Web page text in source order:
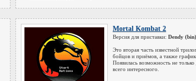
Mortal Kombat 2
Версия для приставки: Dendy (bin)
Это вторая часть известной
бойцов и приёмов, а также
Появилась возможность не
всего интересного.